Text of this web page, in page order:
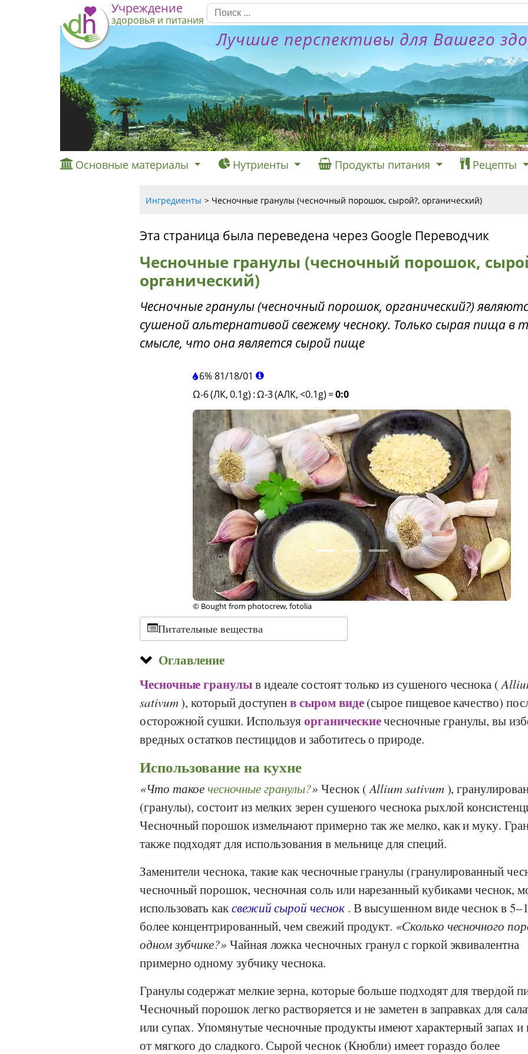
Учреждение
здоровья и питания
Лучшие перспективы для Вашего
Основные материалы Нутриенты Продукты питания Рецепты
Ингредиенты Чесночные гранулы (чесночный порошок, сырой?, органический)
Эта страница была переведена через Google Переводчик
Чесночные гранулы (чесночный порошок,
органический)
Чесночные гранулы (чесночный порошок, органический?)
сушеной альтернативой свежему чесноку. Только сырая пища в
смысле, что она является сырой пище
6%81/18/01
Ω-6 (ЛК, 0.1g) :Ω-3 (АЛК, <0.1g) =0:0
© CC SA, Faolin42-CC BY-SA 3.0-Wikipedia
Питательные вещества
Оглавление
Чесночные гранулыв идеале состоят только из сушеного чеснока (
sativum), который доступенв сыром виде(сырое пищевое качество)
осторожной сушки. Используяорганическиечесночные гранулы, вы
вредных остатков пестицидов и заботитесь о природе.
Использование на кухне
Что такоечесночные гранулы? Чеснок (Allium sativum),
(гранулы), состоит из мелких зерен сушеного чеснока рыхлой
Чесночный порошок измельчают примерно так же мелко, как и муку.
также подходят для использования в мельнице для специй.
Заменители чеснока, такие как чесночные гранулы (гранулированный
чесночный порошок, чесночная соль или нарезанный кубиками чеснок,
использовать каксвежий сырой чеснок. В высушенном виде чеснок в
более концентрированный, чем свежий продукт.
Сколько чесночного
одном зубчике? Чайная ложка чесночных гранул с горкой эквивалентна
примерно одному зубчику чеснока.
Гранулы содержат мелкие зерна, которые больше подходят для твердой
Чесночный порошок легко растворяется и не заметен в заправках для
или супах. Упомянутые чесночные продукты имеют характерный запах и
от мягкого до сладкого. Сырой чеснок (Кнобли) имеет гораздо более